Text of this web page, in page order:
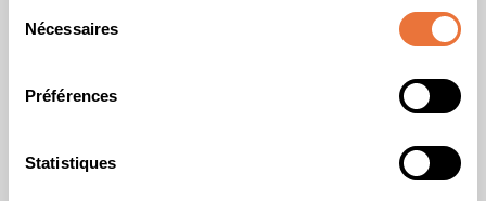
Nécessaires
Préférences
Statistiques
Civilité
Ne souhaite pas répondre